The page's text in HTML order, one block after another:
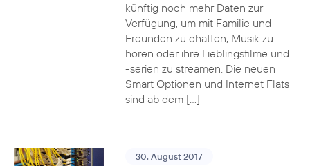
künftig noch mehr Daten zur
Verfügung, um mit Familie und
Freunden zu chatten, Musik zu
hören oder ihre Lieblingsfilme und
-serien zu streamen. Die neuen
Smart Optionen und Internet Flats
sind ab dem […]
30. August 2017